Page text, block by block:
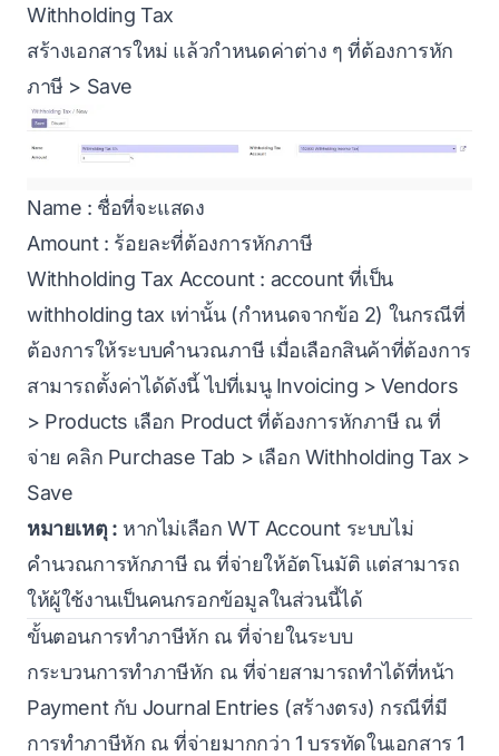
Withholding Tax
สร้างเอกสารใหม่ แล้วกำหนดค่าต่าง ๆ ที่ต้องการหัก
ภาษี > Save
Name : ชื่อที่จะแสดง
Amount : ร้อยละที่ต้องการหักภาษี
Withholding Tax Account : account ที่เป็น
withholding tax เท่านั้น (กำหนดจากข้อ 2) ในกรณีที่
ต้องการให้ระบบคำนวณภาษี เมื่อเลือกสินค้าที่ต้องการ
สามารถตั้งค่าได้ดังนี้ ไปที่เมนู Invoicing > Vendors
> Products เลือก Product ที่ต้องการหักภาษี ณ ที่
จ่าย คลิก Purchase Tab > เลือก Withholding Tax >
Save
หมายเหตุ : หากไม่เลือก WT Account ระบบไม่
คำนวณการหักภาษี ณ ที่จ่ายให้อัตโนมัติ แต่สามารถ
ให้ผู้ใช้งานเป็นคนกรอกข้อมูลในส่วนนี้ได้
ขั้นตอนการทำภาษีหัก ณ ที่จ่ายในระบบ
กระบวนการทำภาษีหัก ณ ที่จ่ายสามารถทำได้ที่หน้า
Payment กับ Journal Entries (สร้างตรง) กรณีที่มี
การทำภาษีหัก ณ ที่จ่ายมากกว่า 1 บรรทัดในเอกสาร 1